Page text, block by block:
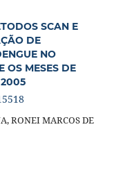
SCAN E
DE
NO
OS MESES DE
RONEI MARCOS DE